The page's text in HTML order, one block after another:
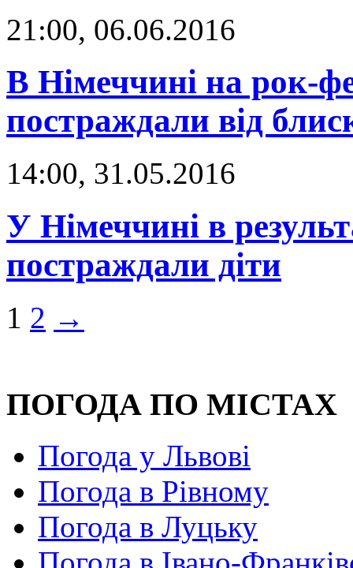
21:00, 06.06.2016
В Німеччині на рок-
постраждали від
14:00, 31.05.2016
У Німеччині в
постраждали діти
1 2 →
ПОГОДА ПО МІСТАХ
Погода у Львові
Погода в Рівному
Погода в Луцьку